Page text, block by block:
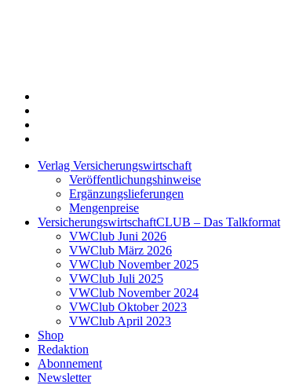
Verlag Versicherungswirtschaft
Veröffentlichungshinweise
Ergänzungslieferungen
Mengenpreise
VersicherungswirtschaftCLUB – Das Talkformat
VWClub Juni 2026
VWClub März 2026
VWClub November 2025
VWClub Juli 2025
VWClub November 2024
VWClub Oktober 2023
VWClub April 2023
Shop
Redaktion
Abonnement
Newsletter